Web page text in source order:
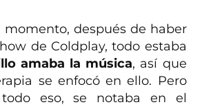
momento, después de haber
de Coldplay, todo estaba
amaba la música, así que
se enfocó en ello. Pero
eso, se notaba en el